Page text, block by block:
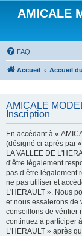
AMICALE
FAQ
Accueil Accueil
AMICALE
Inscription
En accédant à «
(désigné ci-après par
LA VALLEE DE
d’être légalement
pas d’être légalement
ne pas utiliser et
L'HERAULT ». Nous
et nous essaierons de
conseillons de vérifier
continuez à participer
L'HERAULT » après